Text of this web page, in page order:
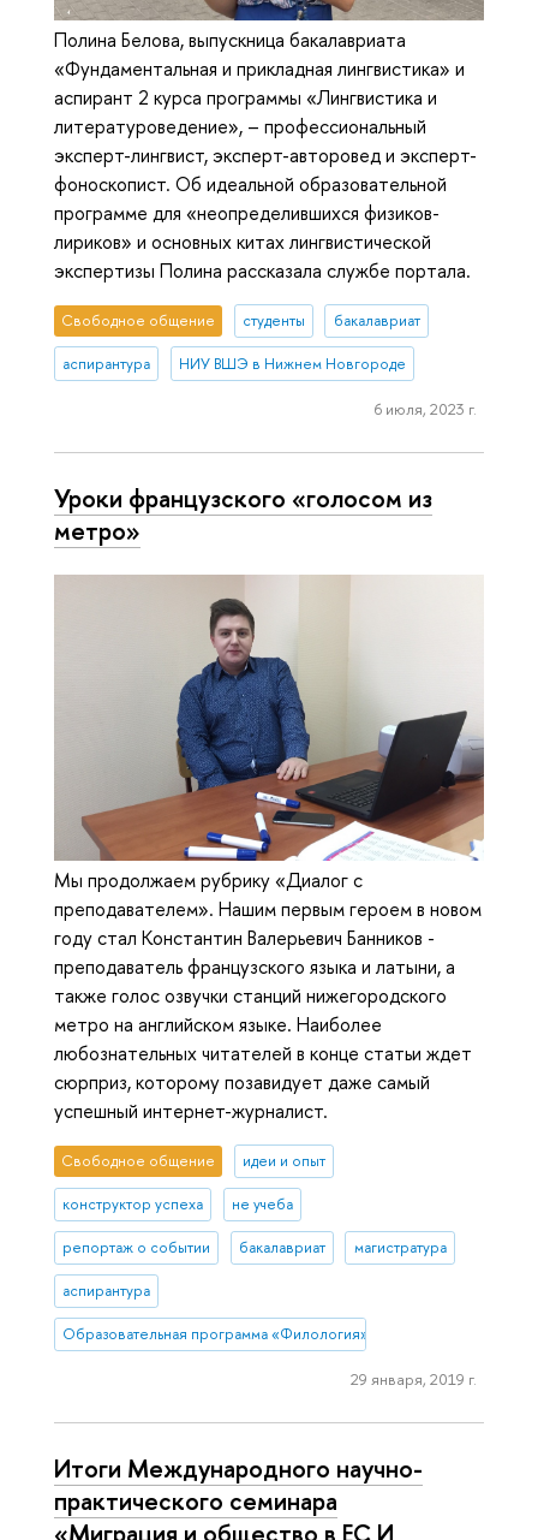
Полина Белова, выпускница бакалавриата
«Фундаментальная и прикладная лингвистика» и
аспирант 2 курса программы «Лингвистика и
литературоведение», – профессиональный
эксперт-лингвист, эксперт-авторовед и эксперт-
фоноскопист. Об идеальной образовательной
программе для «неопределившихся физиков-
лириков» и основных китах лингвистической
экспертизы Полина рассказала службе портала.
Свободное общение студенты бакалавриат
аспирантура НИУ ВШЭ в Нижнем Новгороде
6 июля, 2023 г.
Уроки французского «голосом из
метро»
Мы продолжаем рубрику «Диалог с
преподавателем». Нашим первым героем в новом
году стал Константин Валерьевич Банников -
преподаватель французского языка и латыни, а
также голос озвучки станций нижегородского
метро на английском языке. Наиболее
любознательных читателей в конце статьи ждет
сюрприз, которому позавидует даже самый
успешный интернет-журналист.
Свободное общение идеи и опыт
конструктор успеха не учеба
репортаж о событии бакалавриат магистратура
аспирантура
Образовательная программа «Филология»
29 января, 2019 г.
Итоги Международного научно-
практического семинара
«Миграция и общество в ЕС И